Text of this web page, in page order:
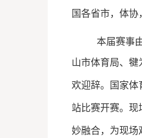
国各省市，体
本届赛事
山市体育局、
欢迎辞。国家体
站比赛开赛。现
妙融合，为现场